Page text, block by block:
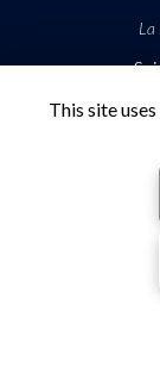
La
This site